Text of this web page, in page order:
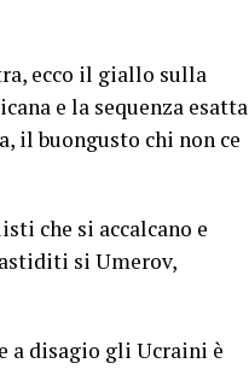
ecco il giallo sulla
e la sequenza esatta
il buongusto chi non ce
che si accalcano e
si Umerov,
a disagio gli Ucraini è